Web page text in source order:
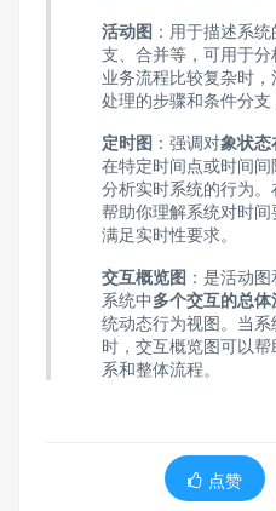
活动图 ：用于描述系统
支、合并等，可用于
业务流程比较复杂时
处理的步骤和条件分支
定时图 ：强调对象状态
在特定时间点或时间
分析实时系统的行为
帮助你理解系统对时
满足实时性要求。
交互概览图 ：是活动
系统中多个交互的总体
统动态行为视图。当
时，交互概览图可以
系和整体流程。
点赞